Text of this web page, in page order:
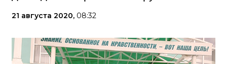
21 августа 2020, 08:32